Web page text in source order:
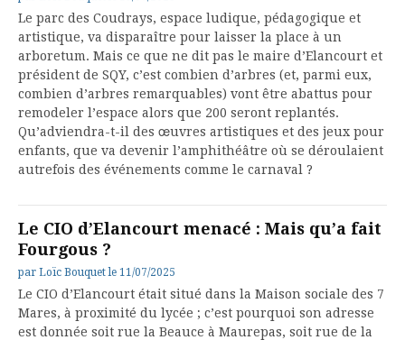
Le parc des Coudrays, espace ludique, pédagogique et
artistique, va disparaître pour laisser la place à un
arboretum. Mais ce que ne dit pas le maire d’Elancourt et
président de SQY, c’est combien d’arbres (et, parmi eux,
combien d’arbres remarquables) vont être abattus pour
remodeler l’espace alors que 200 seront replantés.
Qu’adviendra-t-il des œuvres artistiques et des jeux pour
enfants, que va devenir l’amphithéâtre où se déroulaient
autrefois des événements comme le carnaval ?
Le CIO d’Elancourt menacé : Mais qu’a fait
Fourgous ?
par Loïc Bouquet le 11/07/2025
Le CIO d’Elancourt était situé dans la Maison sociale des 7
Mares, à proximité du lycée ; c’est pourquoi son adresse
est donnée soit rue la Beauce à Maurepas, soit rue de la